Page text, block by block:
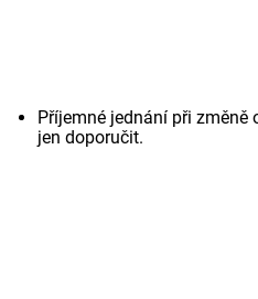
Příjemné jednání při změně
jen doporučit.